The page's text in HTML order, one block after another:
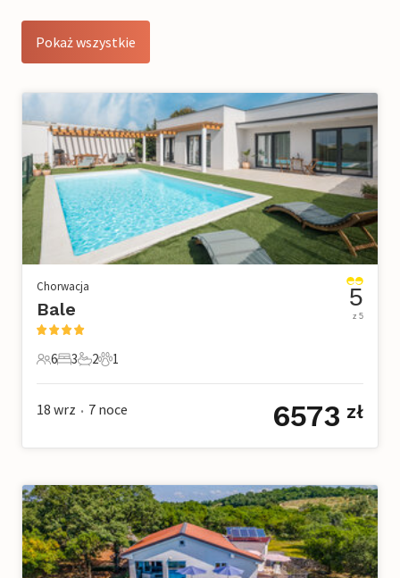
Pokaż wszystkie
Chorwacja
Bale
6 Goście
6
3 Sypialnie
3
2 Łazienki
2
1 Zwierzę domowe
1
5
z 5
18 wrz • 7 noce 6573 zł